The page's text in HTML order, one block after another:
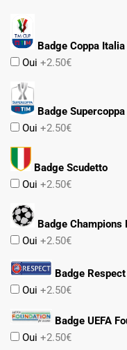
Badge Coppa Italia
Oui +2.50€
Badge
Oui +2.50€
Badge Scudetto
Oui +2.50€
Badge Champions
Oui +2.50€
Badge Respect
Oui +2.50€
Badge UEFA
Oui +2.50€